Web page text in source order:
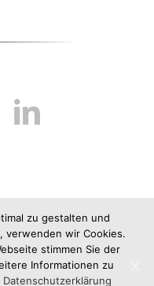
zu gestalten und
verwenden wir Cookies.
stimmen Sie der
Informationen zu
Datenschutzerklärung